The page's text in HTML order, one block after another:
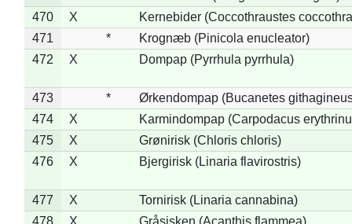
470
X
Kernebider (Coccothraustes
471
*
Krognæb (Pinicola enucleator)
472
X Dompap (Pyrrhula pyrrhula)
473 *
Ørkendompap (Bucanetes
474
X
Karmindompap (Carpodacus
475
X
Grønirisk (Chloris chloris)
476
X Bjergirisk (Linaria flavirostris)
477 X
Tornirisk (Linaria cannabina)
478
X Gråsisken (Acanthis flammea)